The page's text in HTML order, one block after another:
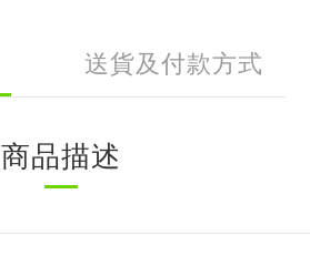
送貨及付款方式
商品描述